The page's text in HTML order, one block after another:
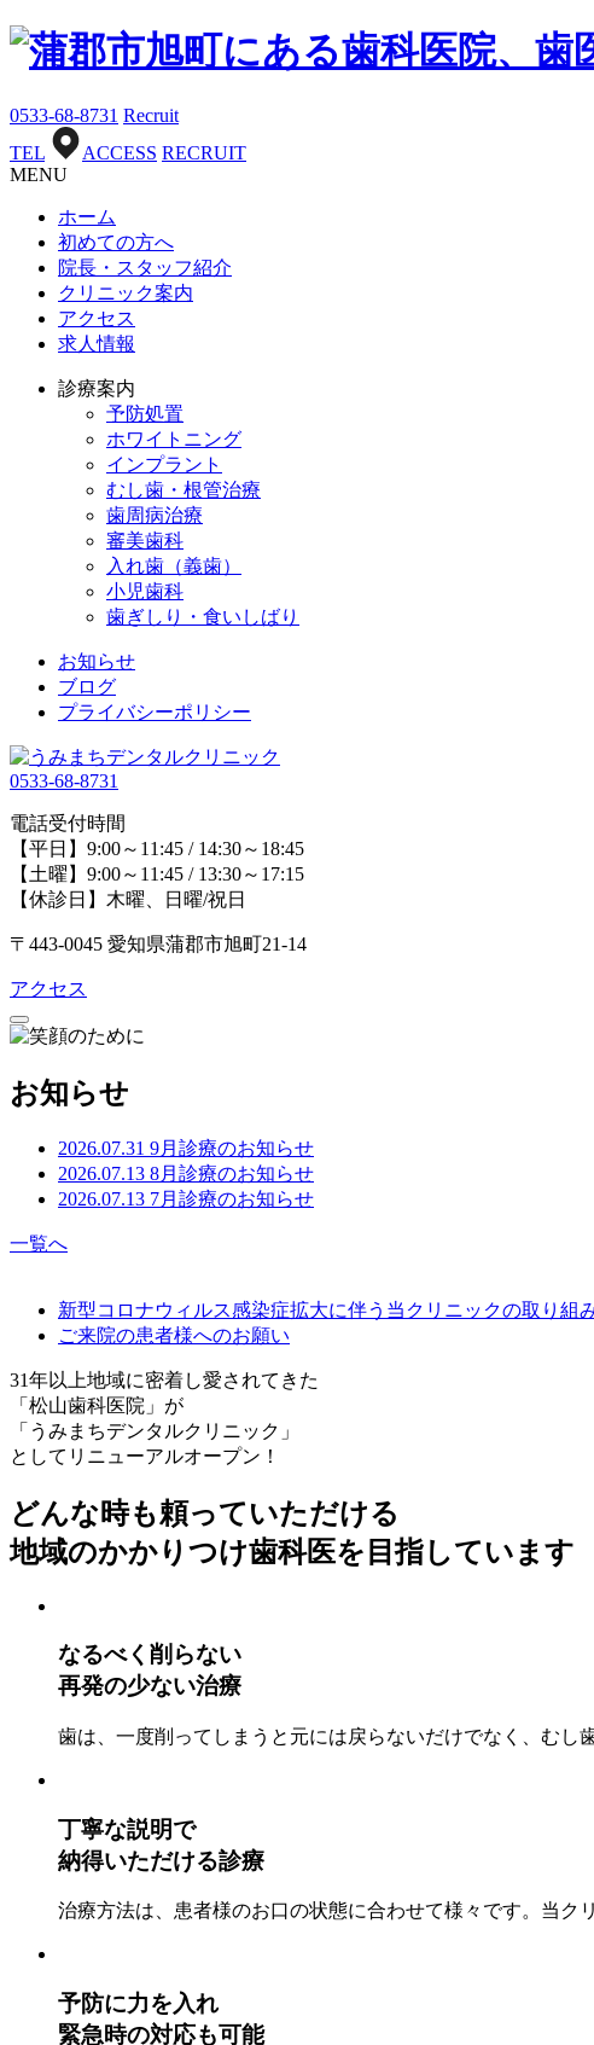
0533-68-8731 Recruit
TEL
ACCESS RECRUIT
MENU
ホーム
初めての方へ
院長・スタッフ紹介
クリニック案内
アクセス
求人情報
診療案内
予防処置
ホワイトニング
インプラント
むし歯・根管治療
歯周病治療
審美歯科
入れ歯（義歯）
小児歯科
歯ぎしり・食いしばり
お知らせ
ブログ
プライバシーポリシー
0533-68-8731
電話受付時間
【平日】9:00～11:45 / 14:30～18:45
【土曜】9:00～11:45 / 13:30～17:15
【休診日】木曜、日曜/祝日
〒443-0045 愛知県蒲郡市旭町21-14
アクセス
お知らせ
2026.07.31 9月診療のお知らせ
2026.07.13 8月診療のお知らせ
2026.07.13 7月診療のお知らせ
一覧へ
新型コロナウィルス感染症拡大に伴う当クリニックの取り組
ご来院の患者様へのお願い
31年以上地域に密着し愛されてきた
「松山歯科医院」が
「うみまちデンタルクリニック」
としてリニューアルオープン！
どんな時も頼っていただける
地域のかかりつけ歯科医を目指しています
なるべく削らない
再発の少ない治療
歯は、一度削ってしまうと元には戻らないだけでなく、むし
丁寧な説明で
納得いただける診療
治療方法は、患者様のお口の状態に合わせて様々です。当ク
予防に力を入れ
緊急時の対応も可能